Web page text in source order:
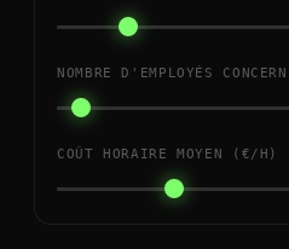
NOMBRE D'EMPLOYÉS
COÛT HORAIRE MOYEN (€/H)